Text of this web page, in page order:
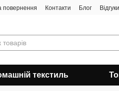
повернення Контакти Блог Відгуки
текстиль